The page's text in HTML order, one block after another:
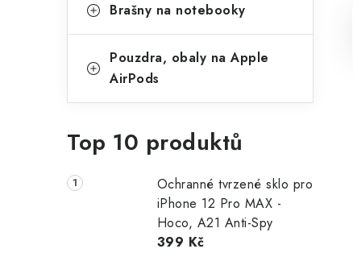
Brašny na notebooky
Pouzdra, obaly na Apple
AirPods
Top 10 produktů
Ochranné tvrzené sklo pro
iPhone 12 Pro MAX -
Hoco, A21 Anti-Spy
399 Kč